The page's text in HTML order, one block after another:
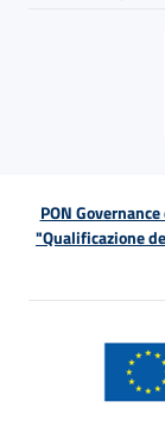
PON
"Qualificazione